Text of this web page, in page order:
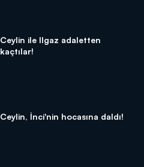
Ceylin ile Ilgaz adaletten
kaçtılar!
Ceylin, İnci'nin hocasına daldı!